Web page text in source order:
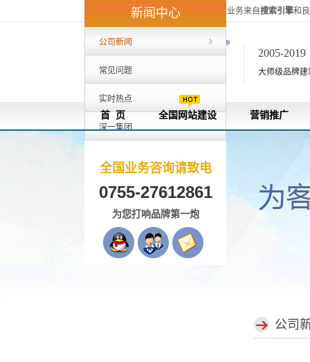
深一集团40%的客户来自外地，80%的业务来自搜索引擎和
2005-2019
大师级品牌建
首 页 全国网站建设 营销推广
新闻中心
公司新闻
常见问题
实时热点
深一集团
全国业务咨询请致电
0755-27612861
为您打响品牌第一炮
公司